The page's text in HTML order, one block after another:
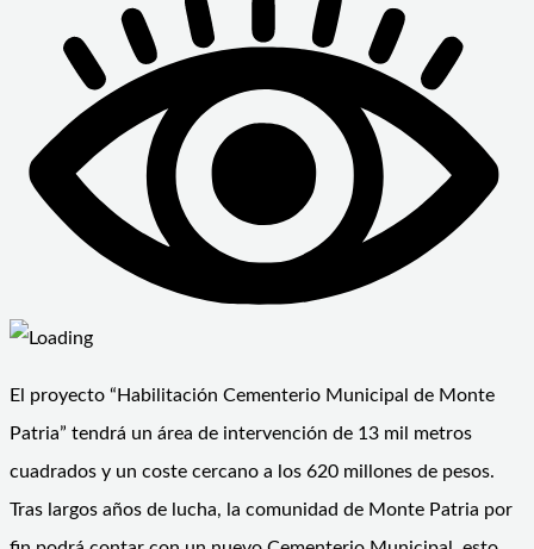
El proyecto “Habilitación Cementerio Municipal de Monte
Patria” tendrá un área de intervención de 13 mil metros
cuadrados y un coste cercano a los 620 millones de pesos.
Tras largos años de lucha, la comunidad de Monte Patria por